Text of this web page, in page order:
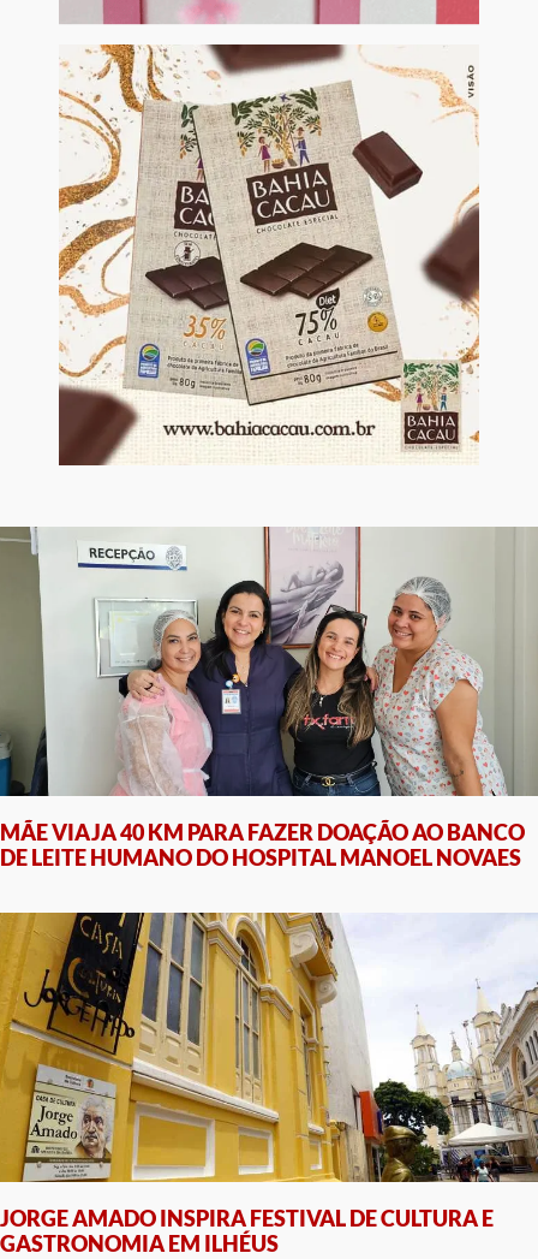
MÃE VIAJA 40 KM PARA FAZER DOAÇÃO AO BANCO
DE LEITE HUMANO DO HOSPITAL MANOEL NOVAES
JORGE AMADO INSPIRA FESTIVAL DE CULTURA E
GASTRONOMIA EM ILHÉUS